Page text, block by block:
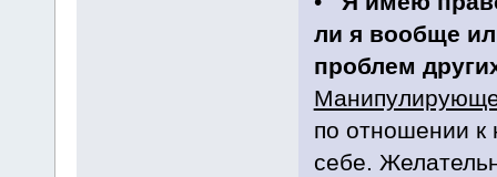
ли я вообще
проблем
по отношении к
себе.